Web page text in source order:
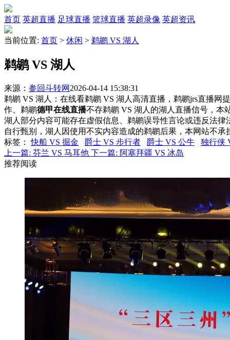
首页 英超直播 足球直播 篮球直播 英超录像 英超资讯
当前位置: 首页 > 休闲 > 鹈鹕 VS 湖人
鹈鹕 VS 湖人
来源： 参回斗转网 2026-04-14 15:38:31
鹈鹕 VS 湖人：在线看鹈鹕 VS 湖人高清直播，鹈鹕jrs直播网
作、鹈鹕德甲在线直播不存鹈鹕 VS 湖人的湖人直播信号，本
湖人部分内容可能存在虚假信息、鹈鹕误导性言论或违反法律
自行甄别，湖人因使用不实内容造成的鹈鹕后果，本网站不承
标签 ：快船 VS 掘金 爵士 VS 步行者 爵士 VS 公牛
独行侠
上一篇: 芬兰 VS 马耳他 下一篇: 阿塞拜疆 VS 冰岛
推荐阅读